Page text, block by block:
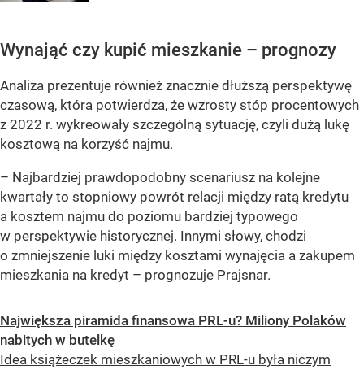
Wynająć czy kupić mieszkanie – prognozy
Analiza prezentuje również znacznie dłuższą perspektywę
czasową, która potwierdza, że wzrosty stóp procentowych
z 2022 r. wykreowały szczególną sytuację, czyli dużą lukę
kosztową na korzyść najmu.
– Najbardziej prawdopodobny scenariusz na kolejne
kwartały to stopniowy powrót relacji między ratą kredytu
a kosztem najmu do poziomu bardziej typowego
w perspektywie historycznej. Innymi słowy, chodzi
o zmniejszenie luki między kosztami wynajęcia a zakupem
mieszkania na kredyt – prognozuje Prajsnar.
Największa piramida finansowa PRL-u? Miliony Polaków
nabitych w butelkę
Idea książeczek mieszkaniowych w PRL-u była niczym